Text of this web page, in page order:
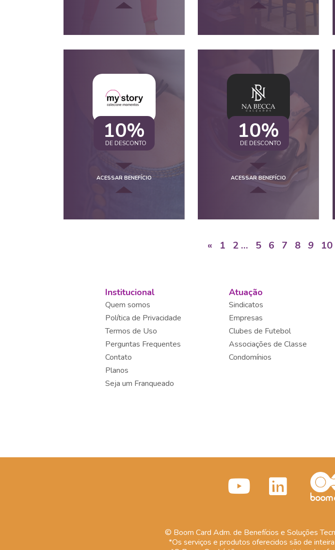
10%
DE DESCONTO
ACESSAR BENEFÍCIO
10%
DE DESCONTO
ACESSAR BENEFÍCIO
« 1 2 … 5 6 7 8 9 10
Institucional
Quem somos
Política de Privacidade
Termos de Uso
Perguntas Frequentes
Contato
Planos
Seja um Franqueado
Atuação
Sindicatos
Empresas
Clubes de Futebol
Associações de Classe
Condomínios
© Boom Card Adm. de Benefícios e Soluções
*Os serviços e produtos oferecidos são de